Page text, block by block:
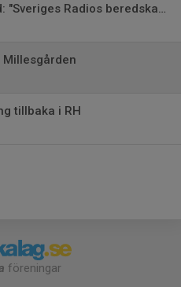
Gabriel Byström, tf vd: "Sveriges Radios beredskap är god!"
tillbaka i RH
föreningar